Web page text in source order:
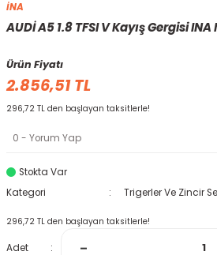
İNA
AUDİ A5 1.8 TFSI V Kayış Gergisi
Ürün Fiyatı
2.856,51 TL
296,72 TL den başlayan taksitlerle!
0 - Yorum Yap
Stokta Var
Kategori
Trigerler Ve Zincir
296,72 TL den başlayan taksitlerle!
Adet